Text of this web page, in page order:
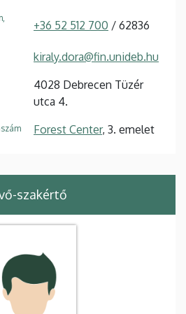
+36 52 512 700 / 62836
kiraly.dora@fin.unideb.hu
4028 Debrecen Tüzér
utca 4.
Forest Center, 3. emelet
szakértő